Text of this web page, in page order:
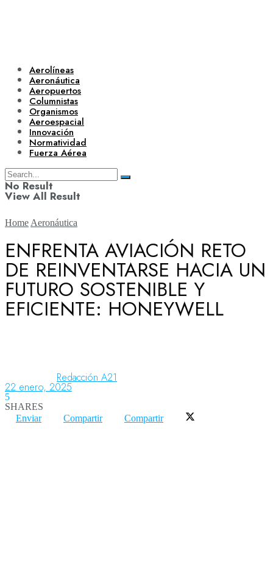
Aerolíneas
Aeronáutica
Aeropuertos
Columnistas
Organismos
Aeroespacial
Innovación
Normatividad
Fuerza Aérea
No Result
View All Result
Aerolíneas
Aeronáutica
Home Aeronáutica
ENFRENTA AVIACIÓN RETO
DE REINVENTARSE HACIA UN
FUTURO SOSTENIBLE Y
EFICIENTE: HONEYWELL
Redacción A21
22 enero, 2025
5
SHARES
Enviar
Compartir Compartir